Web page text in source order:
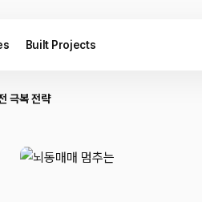
Built Projects
극복 전략